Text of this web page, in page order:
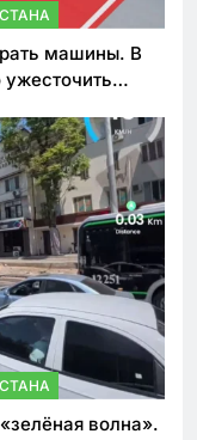
машины. В
ужесточить
волна».